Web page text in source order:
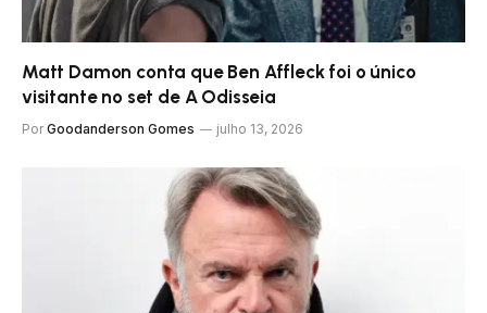
Matt Damon conta que Ben Affleck foi o único
visitante no set de A Odisseia
Por Goodanderson Gomes julho 13, 2026